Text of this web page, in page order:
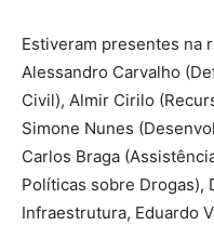
Estiveram presentes na
Alessandro Carvalho
Civil), Almir Cirilo
Simone Nunes
Carlos Braga
Políticas sobre Drogas),
Infraestrutura, Eduardo